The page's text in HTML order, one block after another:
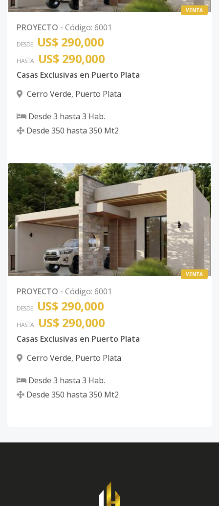
VENTA
PROYECTO - Código: 6001
DESDE US$ 290,000
HASTA US$ 290,000
Casas Exclusivas en Puerto Plata
Cerro Verde, Puerto Plata
Desde 3 hasta 3 Hab.
Desde 350 hasta 350 Mt2
VENTA
PROYECTO - Código: 6001
DESDE US$ 290,000
HASTA US$ 290,000
Casas Exclusivas en Puerto Plata
Cerro Verde, Puerto Plata
Desde 3 hasta 3 Hab.
Desde 350 hasta 350 Mt2